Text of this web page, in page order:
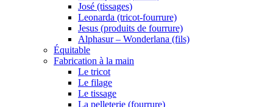
José (tissages)
Leonarda (tricot-fourrure)
Jesus (produits de fourrure)
Alphasur – Wonderlana (fils)
Équitable
Fabrication à la main
Le tricot
Le filage
Le tissage
La pelleterie (fourrure)